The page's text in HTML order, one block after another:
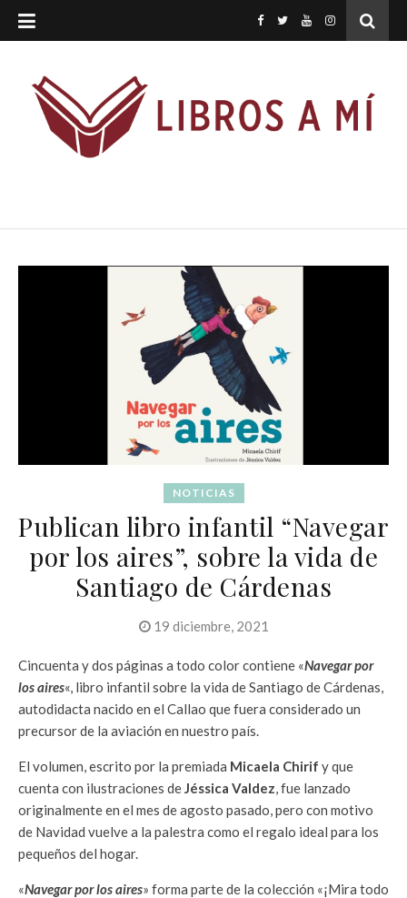
NOTICIAS
Publican libro infantil “Navegar
por los aires”, sobre la vida de
Santiago de Cárdenas
19 diciembre, 2021
Cincuenta y dos páginas a todo color contiene «Navegar por
los aires«, libro infantil sobre la vida de Santiago de Cárdenas,
autodidacta nacido en el Callao que fuera considerado un
precursor de la aviación en nuestro país.
El volumen, escrito por la premiada Micaela Chirif y que
cuenta con ilustraciones deJéssica Valdez, fue lanzado
originalmente en el mes de agosto pasado, pero con motivo
de Navidad vuelve a la palestra como el regalo ideal para los
pequeños del hogar.
«Navegar por los aires» forma parte de la colección «¡Mira todo